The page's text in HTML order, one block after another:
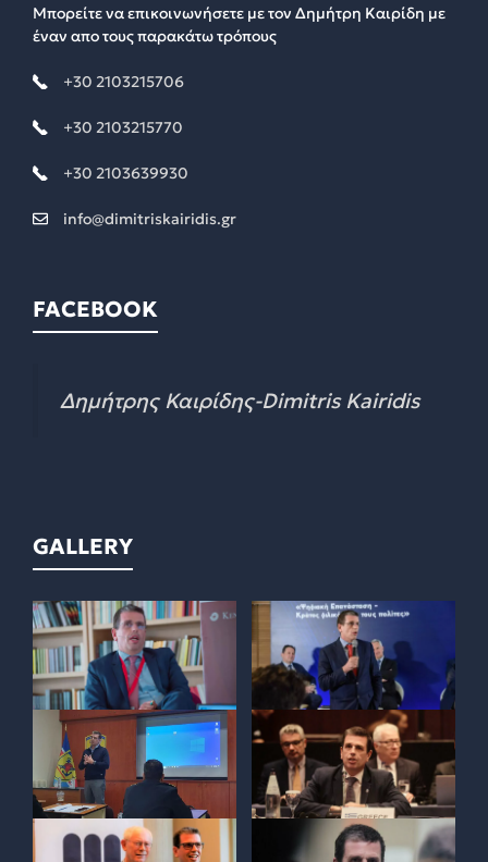
Μπορείτε να επικοινωνήσετε με τον Δημήτρη Καιρίδη με
έναν απο τους παρακάτω τρόπους
+30 2103215706
+30 2103215770
+30 2103639930
info@dimitriskairidis.gr
FACEBOOK
Δημήτρης Καιρίδης-Dimitris Kairidis
GALLERY